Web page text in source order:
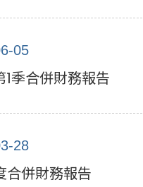
05
1季合併財務報告
28
合併財務報告